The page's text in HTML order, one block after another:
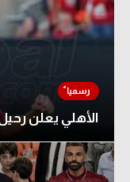
الأهلي يعلن